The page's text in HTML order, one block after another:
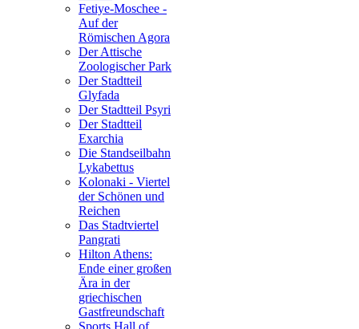
Fetiye-Moschee -
Auf der
Römischen Agora
Der Attische
Zoologischer Park
Der Stadtteil
Glyfada
Der Stadtteil Psyri
Der Stadtteil
Exarchia
Die Standseilbahn
Lykabettus
Kolonaki - Viertel
der Schönen und
Reichen
Das Stadtviertel
Pangrati
Hilton Athens:
Ende einer großen
Ära in der
griechischen
Gastfreundschaft
Sports Hall of